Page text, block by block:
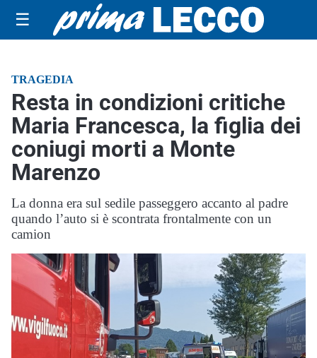
☰
TRAGEDIA
Resta in condizioni critiche
Maria Francesca, la figlia dei
coniugi morti a Monte
Marenzo
La donna era sul sedile passeggero accanto al padre
quando l’auto si è scontrata frontalmente con un
camion